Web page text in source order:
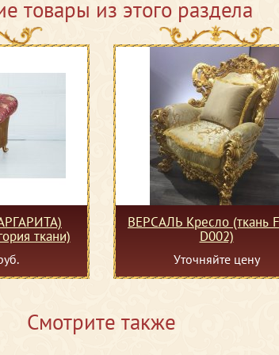
товары из этого раздела
ткани)
ВЕРСАЛЬ Кресло (ткань
D002)
Уточняйте цену
Смотрите также